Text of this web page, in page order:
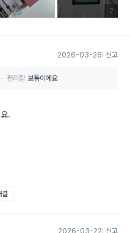
리뷰 이
2
2026-03-26 신고
편리함 보통이에요
.
2026-03-22 신고